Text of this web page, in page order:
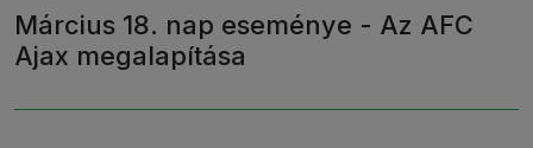
Március 18. nap eseménye - Az AFC
Ajax megalapítása